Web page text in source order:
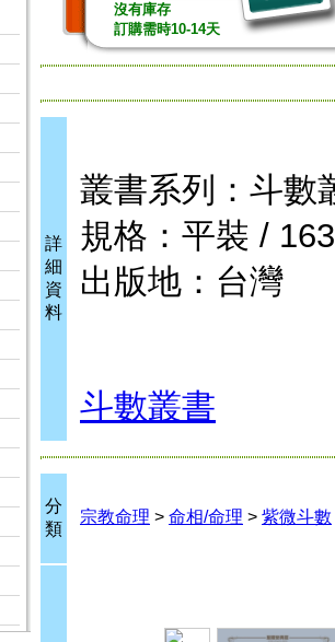
沒有庫存
訂購需時10-14天
詳
細
資
料
叢書系列：斗數
規格：平裝 /
出版地：台灣
斗數叢書
分
類
宗教命理 > 命相/命理 > 紫微斗數